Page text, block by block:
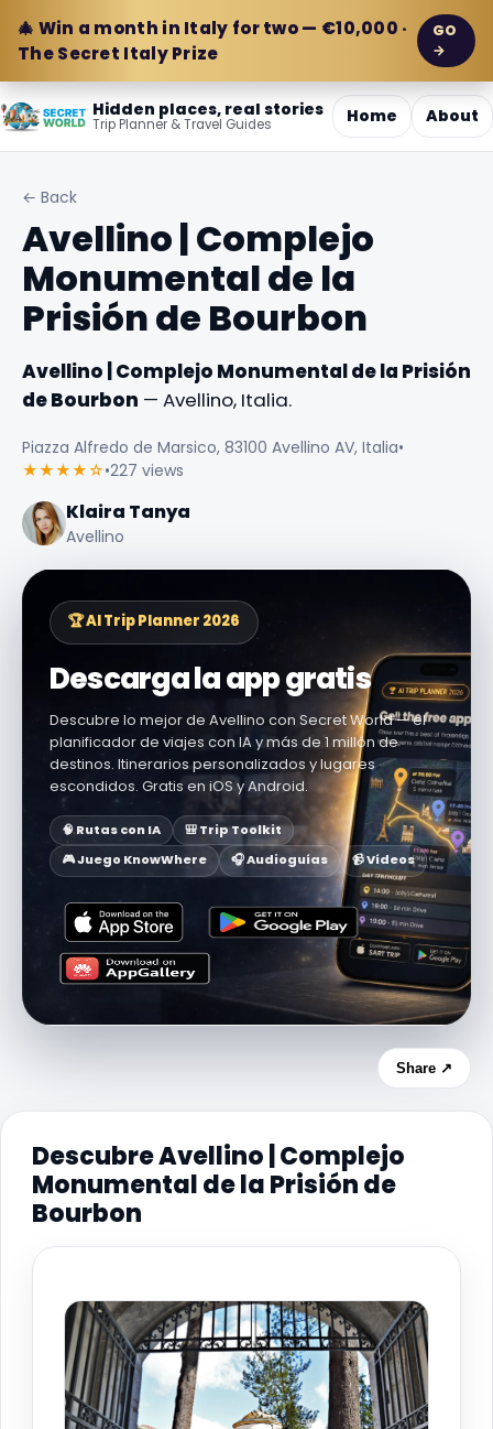
🎄 Win a month in Italy for two — €10,000 ·
The Secret Italy Prize
GO
→
Hidden places, real stories
Trip Planner & Travel Guides Home About
← Back
Avellino | Complejo
Monumental de la
Prisión de Bourbon
Avellino | Complejo Monumental de la Prisión
de Bourbon — Avellino, Italia.
Piazza Alfredo de Marsico, 83100 Avellino AV, Italia•
★★★★☆•227 views
Klaira Tanya
Avellino
🏆 AI Trip Planner 2026
Descarga la app gratis
Descubre lo mejor de Avellino con Secret World — el
planificador de viajes con IA y más de 1 millón de
destinos. Itinerarios personalizados y lugares
escondidos. Gratis en iOS y Android.
🧠 Rutas con IA
🎒 Trip Toolkit
🎮 Juego KnowWhere
🎧 Audioguías 📹 Vídeos
Share ↗
Descubre Avellino | Complejo
Monumental de la Prisión de
Bourbon